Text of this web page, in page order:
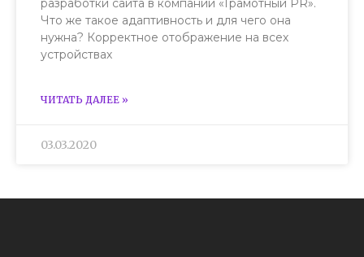
Что же такое адаптивность и для чего она
нужна? Корректное отображение на всех
устройствах
ЧИТАТЬ ДАЛЕЕ »
03.03.2020